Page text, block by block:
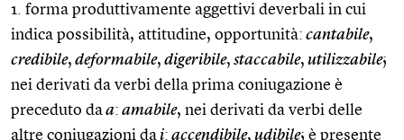
1. forma produttivamente aggettivi deverbali in cui
indica possibilità, attitudine, opportunità: cantabile,
credibile, deformabile, digeribile, staccabile, utilizzabile;
nei derivati da verbi della prima coniugazione è
preceduto da a: amabile, nei derivati da verbi delle
altre coniugazioni da i: accendibile, udibile; è presente